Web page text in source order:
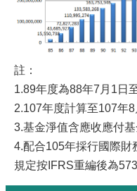
註：
1.89年度為88年7月1日
2.107年度計算至107年8
3.基金淨值含應收應付基
4.配合105年採行國際財
規定按IFRS重編後為